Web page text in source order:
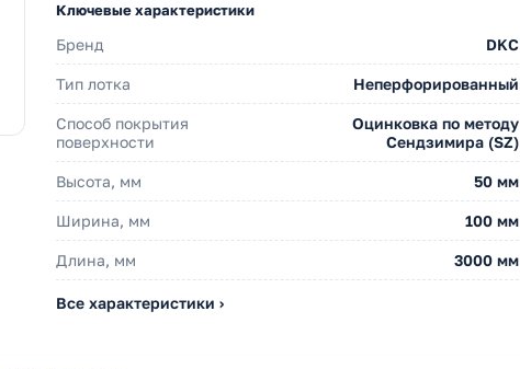
Ключевые характеристики
Бренд DKC
Тип лотка Неперфорированный
Способ покрытия
поверхности
Оцинковка по методу
Сендзимира (SZ)
Высота, мм 50 мм
Ширина, мм 100 мм
Длина, мм 3000 мм
Все характеристики ›